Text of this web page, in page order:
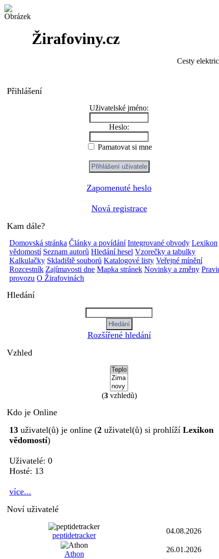
Žirafoviny.cz
Cesty
Přihlášení
Uživatelské jméno:
Heslo:
Pamatovat si mne
Zapomenuté heslo
Nová registrace
Kam dále?
Domovská stránka Články a povídání Integrované obvody Lexikon
vědomostí Seznam autorů Hledání hesel Vzorečky a tabulky
Kalkulačky Skladiště souborů Katalogové listy Veřejné mínění
Rozcestník Zajímavosti dne Mapka stránek Novinky a změny
provozu O Žirafovinách
Hledání
Rozšířené hledání
Vzhled
(3vzhledů)
Kdo je Online
13 uživatel(ů) je online (2 uživatel(ů) si prohlíží Lexikon
vědomostí)
Uživatelé: 0
Hosté: 13
více...
Noví uživatelé
peptidetracker
04.08.2026
Athon
26.01.2026